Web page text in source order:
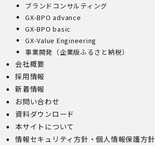
ブランドコンサルティング
GX-BPO advance
GX-BPO basic
GX-Value Engineering
事業開発（企業版ふるさと納税）
会社概要
採用情報
新着情報
お問い合わせ
資料ダウンロード
本サイトについて
情報セキュリティ方針・個人情報保護方針